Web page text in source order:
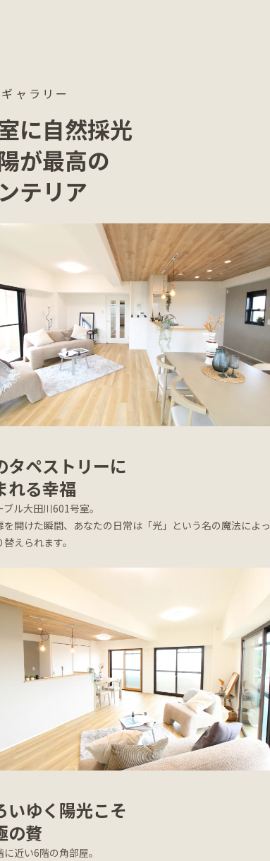
ャラリー
に自然採光
が最高の
テリア
タペストリーに
れる幸福
ル大田川601号室。
を開けた瞬間、あなたの日常は「光」という名の魔法によっ
えられます。
いゆく陽光こそ
の贅
近い6階の角部屋。